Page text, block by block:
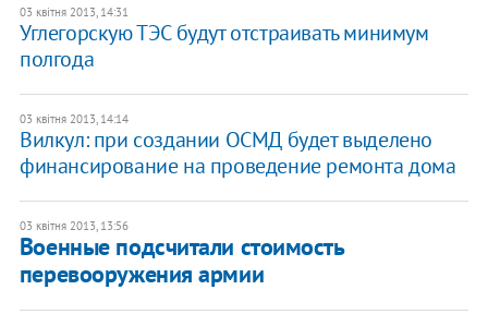
03 квітня 2013, 14:31
Углегорскую ТЭС будут отстраивать минимум
полгода
03 квітня 2013, 14:14
Вилкул: при создании ОСМД будет выделено
финансирование на проведение ремонта дома
03 квітня 2013, 13:56
Военные подсчитали стоимость
перевооружения армии